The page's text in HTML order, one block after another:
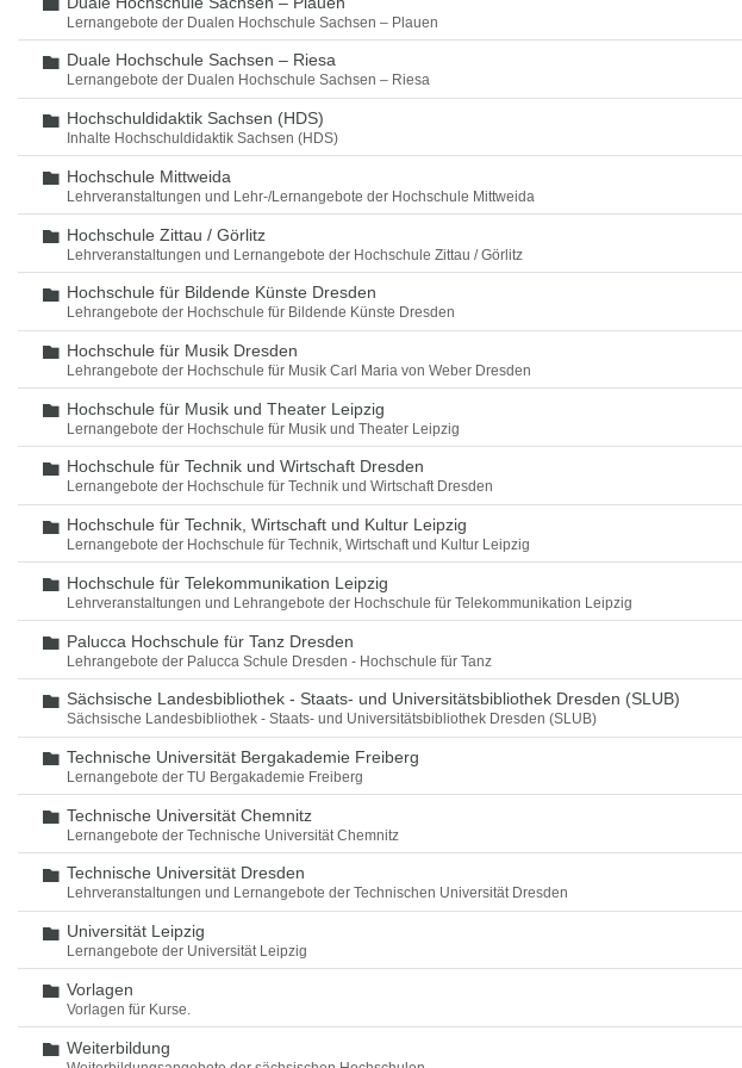
Lernangebote der Dualen Hochschule Sachsen – Plauen
Ordner
Duale Hochschule Sachsen – Riesa
Lernangebote der Dualen Hochschule Sachsen – Riesa
Ordner
Hochschuldidaktik Sachsen (HDS)
Inhalte Hochschuldidaktik Sachsen (HDS)
Ordner
Hochschule Mittweida
Lehrveranstaltungen und Lehr-/Lernangebote der Hochschule Mittweida
Ordner
Hochschule Zittau / Görlitz
Lehrveranstaltungen und Lernangebote der Hochschule Zittau / Görlitz
Ordner
Hochschule für Bildende Künste Dresden
Lehrangebote der Hochschule für Bildende Künste Dresden
Ordner
Hochschule für Musik Dresden
Lehrangebote der Hochschule für Musik Carl Maria von Weber Dresden
Ordner
Hochschule für Musik und Theater Leipzig
Lernangebote der Hochschule für Musik und Theater Leipzig
Ordner
Hochschule für Technik und Wirtschaft Dresden
Lernangebote der Hochschule für Technik und Wirtschaft Dresden
Ordner
Hochschule für Technik, Wirtschaft und Kultur Leipzig
Lernangebote der Hochschule für Technik, Wirtschaft und Kultur Leipzig
Ordner
Hochschule für Telekommunikation Leipzig
Lehrveranstaltungen und Lehrangebote der Hochschule für Telekommunikation Leipzig
Ordner
Palucca Hochschule für Tanz Dresden
Lehrangebote der Palucca Schule Dresden - Hochschule für Tanz
Ordner
Sächsische Landesbibliothek - Staats- und Universitätsbibliothek Dresden (SLUB)
Sächsische Landesbibliothek - Staats- und Universitätsbibliothek Dresden (SLUB)
Ordner
Technische Universität Bergakademie Freiberg
Lernangebote der TU Bergakademie Freiberg
Ordner
Technische Universität Chemnitz
Lernangebote der Technische Universität Chemnitz
Ordner
Technische Universität Dresden
Lehrveranstaltungen und Lernangebote der Technischen Universität Dresden
Ordner
Universität Leipzig
Lernangebote der Universität Leipzig
Ordner
Vorlagen
Vorlagen für Kurse.
Ordner
Weiterbildung